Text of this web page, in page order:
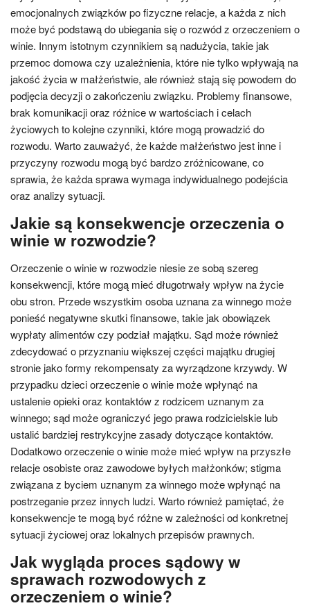
emocjonalnych związków po fizyczne relacje, a każda z nich
może być podstawą do ubiegania się o rozwód z orzeczeniem o
winie. Innym istotnym czynnikiem są nadużycia, takie jak
przemoc domowa czy uzależnienia, które nie tylko wpływają na
jakość życia w małżeństwie, ale również stają się powodem do
podjęcia decyzji o zakończeniu związku. Problemy finansowe,
brak komunikacji oraz różnice w wartościach i celach
życiowych to kolejne czynniki, które mogą prowadzić do
rozwodu. Warto zauważyć, że każde małżeństwo jest inne i
przyczyny rozwodu mogą być bardzo zróżnicowane, co
sprawia, że każda sprawa wymaga indywidualnego podejścia
oraz analizy sytuacji.
Jakie są konsekwencje orzeczenia o
winie w rozwodzie?
Orzeczenie o winie w rozwodzie niesie ze sobą szereg
konsekwencji, które mogą mieć długotrwały wpływ na życie
obu stron. Przede wszystkim osoba uznana za winnego może
ponieść negatywne skutki finansowe, takie jak obowiązek
wypłaty alimentów czy podział majątku. Sąd może również
zdecydować o przyznaniu większej części majątku drugiej
stronie jako formy rekompensaty za wyrządzone krzywdy. W
przypadku dzieci orzeczenie o winie może wpłynąć na
ustalenie opieki oraz kontaktów z rodzicem uznanym za
winnego; sąd może ograniczyć jego prawa rodzicielskie lub
ustalić bardziej restrykcyjne zasady dotyczące kontaktów.
Dodatkowo orzeczenie o winie może mieć wpływ na przyszłe
relacje osobiste oraz zawodowe byłych małżonków; stigma
związana z byciem uznanym za winnego może wpłynąć na
postrzeganie przez innych ludzi. Warto również pamiętać, że
konsekwencje te mogą być różne w zależności od konkretnej
sytuacji życiowej oraz lokalnych przepisów prawnych.
Jak wygląda proces sądowy w
sprawach rozwodowych z
orzeczeniem o winie?